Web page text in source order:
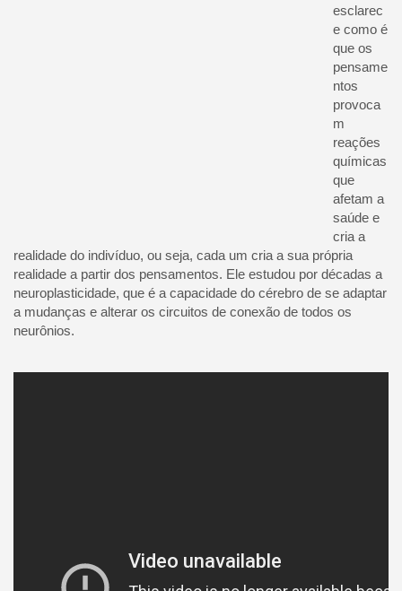
esclarec
e como é
que os
pensame
ntos
provoca
m
reações
químicas
que
afetam a
saúde e
cria a
realidade do indivíduo, ou seja, cada um cria a sua própria
realidade a partir dos pensamentos. Ele estudou por décadas a
neuroplasticidade, que é a capacidade do cérebro de se adaptar
a mudanças e alterar os circuitos de conexão de todos os
neurônios.